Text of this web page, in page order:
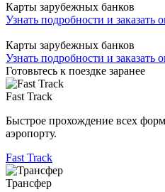
Карты зарубежных банков
Узнать подробности и заказать
Карты зарубежных банков
Узнать подробности и заказать
Готовьтесь к поездке заранее
Fast Track
Быстрое прохождение всех
аэропорту.
Fast Track
Трансфер